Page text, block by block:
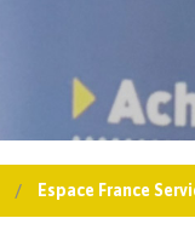
Espace France